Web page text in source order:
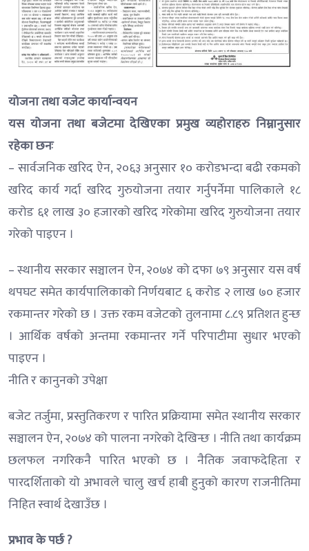
योजना तथा वजेट कार्यान्वयन
यस योजना तथा बजेटमा देखिएका प्रमुख व्यहोराहरु निम्नानुसार
रहेका छनः
– सार्वजनिक खरिद ऐन, २०६३ अनुसार १० करोडभन्दा बढी रकमको
खरिद कार्य गर्दा खरिद गुरुयोजना तयार गर्नुपर्नेमा पालिकाले १८
करोड ६१ लाख ३० हजारको खरिद गरेकोमा खरिद गुरुयोजना तयार
गरेको पाइएन ।
– स्थानीय सरकार सञ्चालन ऐन, २०७४ को दफा ७९ अनुसार यस वर्ष
थपघट समेत कार्यपालिकाको निर्णयबाट ६ करोड २ लाख ७० हजार
रकमान्तर गरेको छ । उक्त रकम वजेटको तुलनामा ८.८९ प्रतिशत हुन्छ
। आर्थिक वर्षको अन्तमा रकमान्तर गर्ने परिपाटीमा सुधार भएको
पाइएन ।
नीति र कानुनको उपेक्षा
बजेट तर्जुमा, प्रस्तुतिकरण र पारित प्रक्रियामा समेत स्थानीय सरकार
सञ्चालन ऐन, २०७४ को पालना नगरेको देखिन्छ । नीति तथा कार्यक्रम
छलफल नगरिकनै पारित भएको छ । नैतिक जवाफदेहिता र
पारदर्शिताको यो अभावले चालु खर्च हाबी हुनुको कारण राजनीतिमा
निहित स्वार्थ देखाउँछ ।
प्रभाव के पर्छ ?